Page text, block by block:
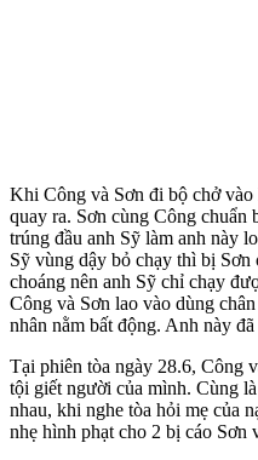
Khi Công và Sơn đi bộ chở
quay ra. Sơn cùng Công chuẩn
trúng đầu anh Sỹ làm anh này
Sỹ vùng dậy bỏ chạy thì bị
choáng nên anh Sỹ chỉ chạy
Công và Sơn lao vào dùng
nhân nằm bất động. Anh này
Tại phiên tòa ngày 28.6, Công
tội giết người của mình. Cùng
nhau, khi nghe tòa hỏi mẹ của
nhẹ hình phạt cho 2 bị cáo Sơn